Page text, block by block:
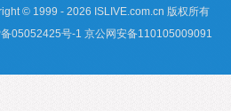
© 1999 - 2026 ISLIVE.com.cn 版权所有
05052425号-1 京公网安备110105009091